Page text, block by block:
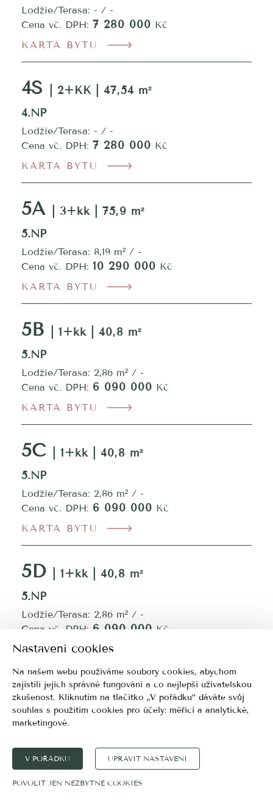
Nastavení cookies
Na našem webu používáme soubory cookies, abychom
zajistili jejich správné fungování a co nejlepší uživatelskou
zkušenost. Kliknutím na tlačítko „V pořádku“ dáváte svůj
souhlas s použitím cookies pro účely: měřicí a analytické,
marketingové.
V POŘÁDKU UPRAVIT NASTAVENÍ
POVOLIT JEN NEZBYTNÉ COOKIES
Lodžie/Terasa: - / -
Cena vč. DPH: 7 280 000 Kč
KARTA BYTU
4S
| 2+KK | 47,54 m²
4.NP
Lodžie/Terasa: - / -
Cena vč. DPH: 7 280 000 Kč
KARTA BYTU
5A
| 3+kk | 75,9 m²
5.NP
Lodžie/Terasa: 8,19 m² / -
Cena vč. DPH: 10 290 000 Kč
KARTA BYTU
5B
| 1+kk | 40,8 m²
5.NP
Lodžie/Terasa: 2,86 m² / -
Cena vč. DPH: 6 090 000 Kč
KARTA BYTU
5C
| 1+kk | 40,8 m²
5.NP
Lodžie/Terasa: 2,86 m² / -
Cena vč. DPH: 6 090 000 Kč
KARTA BYTU
5D
| 1+kk | 40,8 m²
5.NP
Lodžie/Terasa: 2,86 m² / -
Cena vč. DPH: 6 090 000 Kč
KARTA BYTU
5E| 1+kk | 40,8 m²
5.NP
Cena vč. DPH:
6 090 000 Kč
KARTA BYTU